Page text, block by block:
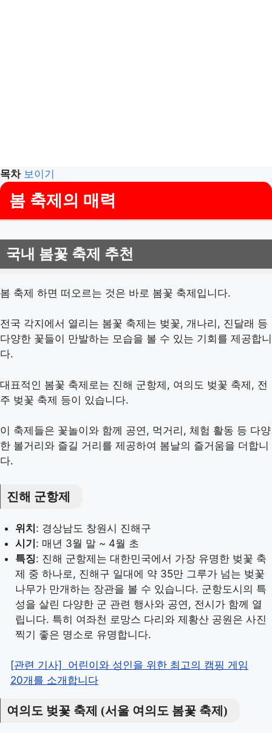
목차 보이기
봄 축제의 매력
국내 봄꽃 축제 추천
봄 축제 하면 떠오르는 것은 바로 봄꽃 축제입니다.
전국 각지에서 열리는 봄꽃 축제는 벚꽃, 개나리, 진달래 등
다양한 꽃들이 만발하는 모습을 볼 수 있는 기회를 제공합니
다.
대표적인 봄꽃 축제로는 진해 군항제, 여의도 벚꽃 축제, 전
주 벚꽃 축제 등이 있습니다.
이 축제들은 꽃놀이와 함께 공연, 먹거리, 체험 활동 등 다양
한 볼거리와 즐길 거리를 제공하여 봄날의 즐거움을 더합니
다.
진해 군항제
위치: 경상남도 창원시 진해구
시기: 매년 3월 말 ~ 4월 초
특징: 진해 군항제는 대한민국에서 가장 유명한 벚꽃 축
제 중 하나로, 진해구 일대에 약 35만 그루가 넘는 벚꽃
나무가 만개하는 장관을 볼 수 있습니다. 군항도시의 특
성을 살린 다양한 군 관련 행사와 공연, 전시가 함께 열
립니다. 특히 여좌천 로망스 다리와 제황산 공원은 사진
찍기 좋은 명소로 유명합니다.
[관련 기사]
어린이와 성인을 위한 최고의 캠핑 게임
20개를 소개합니다
여의도 벚꽃 축제 (서울 여의도 봄꽃 축제)